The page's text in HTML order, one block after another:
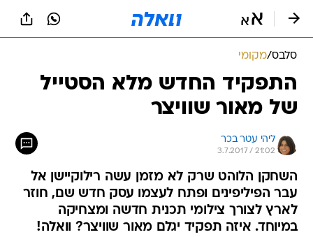
סלבס/מקומי
התפקיד החדש מלא הסטייל
של מאור שוויצר
ליהי עטר בכר
3.7.2017 / 21:02
השחקן הלוהט שרק לא מזמן עשה רילוקיישן אל
עבר הפיליפינים ופתח לעצמו עסק חדש שם, חוזר
לארץ לצורך צילומי תכנית חדשה ומצחיקה
במיוחד. איזה תפקיד יגלם מאור שוויצר? וואלה!